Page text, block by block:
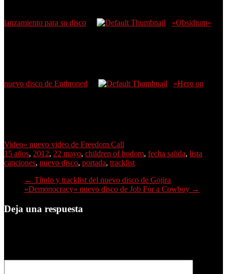
lanzamiento para su disco «Obsidium»
nuevo disco de Enthroned «Hero on
Video» nuevo video de Freedom Call
15 años, 2012, 22 mayo, children of bodom, fecha salida, lista
canciones, nuevo disco, portada, tracklist
← Título y tracklist del nuevo disco de Gojira
«Demonocracy» nuevo disco de Job For a Cowboy →
Deja una respuesta